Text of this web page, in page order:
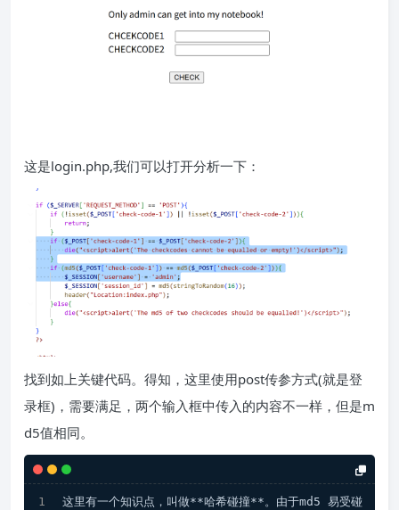
这是login.php,我们可以打开分析一下：
找到如上关键代码。得知，这里使用post传参方式(就是登
录框)，需要满足，两个输入框中传入的内容不一样，但是m
d5值相同。
这里有一个知识点，叫做​**哈希碰撞**​。由于md5 易受碰